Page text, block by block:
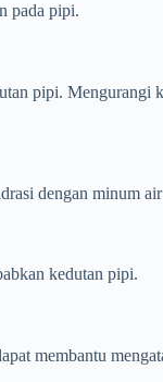
pada pipi.
pipi.
dengan minum
kedutan pipi.
membantu